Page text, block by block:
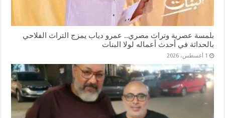
بلمسة عصرية وتراث مصري.. عمرو دياب يمزج التراث الفلاحي
بالحداثة في أحدث أعماله لولا البنات
1 أغسطس، 2026